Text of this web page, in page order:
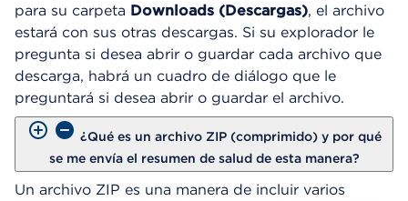
o
g
o
para su carpeta Downloads (Descargas), el archivo
estará con sus otras descargas. Si su explorador le
pregunta si desea abrir o guardar cada archivo que
descarga, habrá un cuadro de diálogo que le
preguntará si desea abrir o guardar el archivo.
¿Qué es un archivo ZIP (comprimido) y por qué
se me envía el resumen de salud de esta manera?
Un archivo ZIP es una manera de incluir varios